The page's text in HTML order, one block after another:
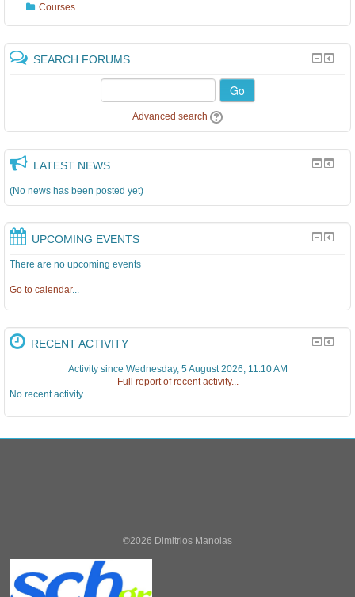
Courses
SEARCH FORUMS
Go
Advanced search
LATEST NEWS
(No news has been posted yet)
UPCOMING EVENTS
There are no upcoming events
Go to calendar...
RECENT ACTIVITY
Activity since Wednesday, 5 August 2026, 11:10 AM
Full report of recent activity...
No recent activity
©2026 Dimitrios Manolas